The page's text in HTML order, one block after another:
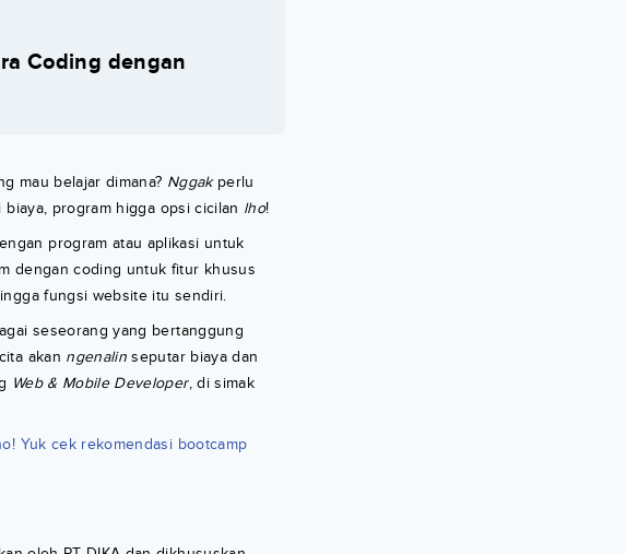
Coding dengan
mau belajar dimana? Nggakperlu
program higga opsi cicilan lho!
program atau aplikasi untuk
dengan coding untuk fitur khusus
fungsi website itu sendiri.
seseorang yang bertanggung
akan ngenalin seputar biaya dan
Web & Mobile Developer, di simak
Yuk cek rekomendasi bootcamp